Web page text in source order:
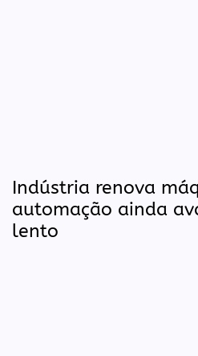
Indústria renova
automação ainda
lento